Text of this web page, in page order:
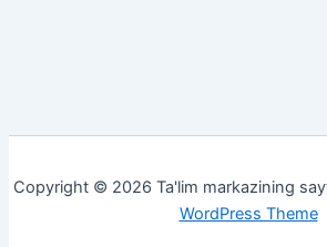
Copyright © 2026 Ta'lim markazining
WordPress Theme